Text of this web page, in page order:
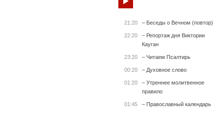
21:20 – Беседы о Вечном (повтор)
22:20
– Репортаж дня Виктории
Кауган
23:20 – Читаем Псалтирь
00:20 – Духовное слово
01:20
– Утреннее молитвенное
правило
01:45 – Православный календарь